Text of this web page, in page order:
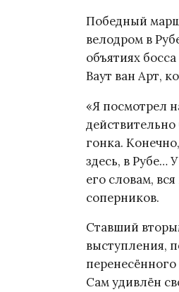
Победный
велодром в
объятиях
Ваут ван Арт,
«Я посмотрел
гонка.
здесь, в Рубе…
его словам,
соперников.
Ставший
выступления,
Сам удивлён